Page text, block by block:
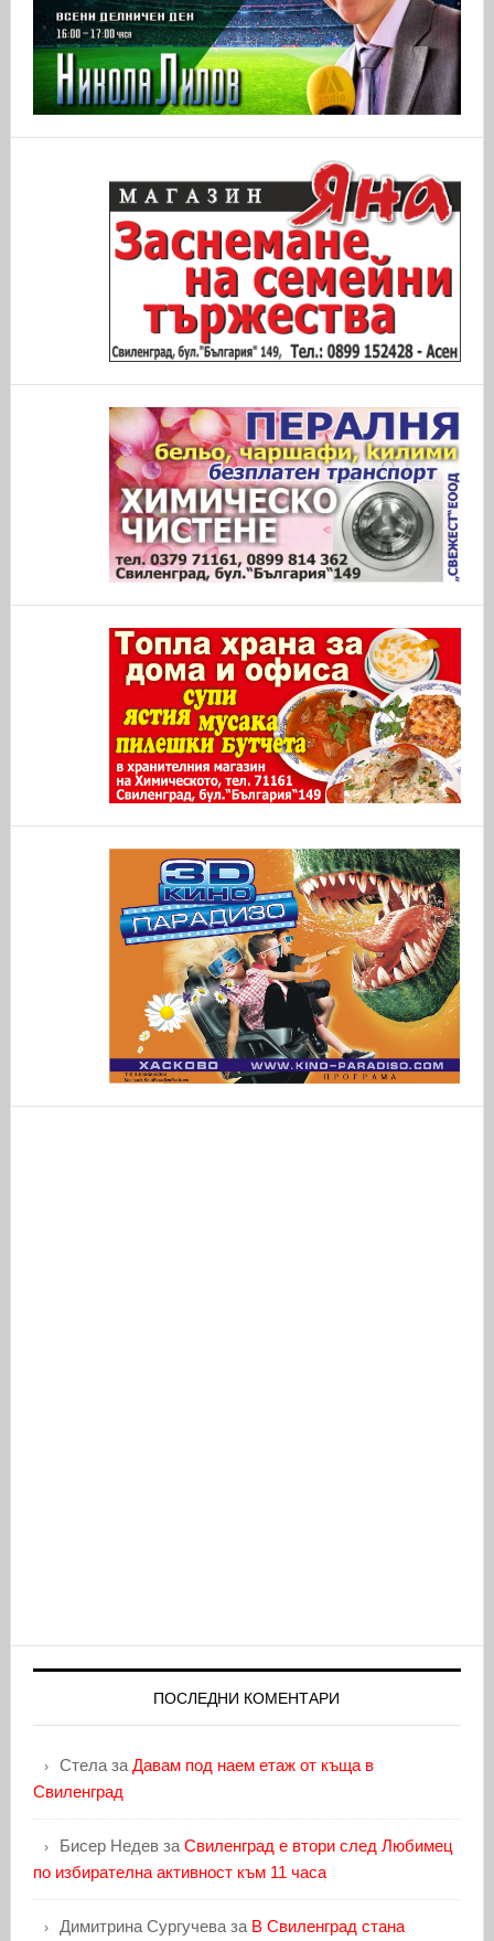
ПОСЛЕДНИ КОМЕНТАРИ
Стелаза Давам под наем етаж от къща в
Свиленград
Бисер Недевза Свиленград е втори след Любимец
по избирателна активност към 11 часа
Димитрина Сургучеваза В Свиленград стана